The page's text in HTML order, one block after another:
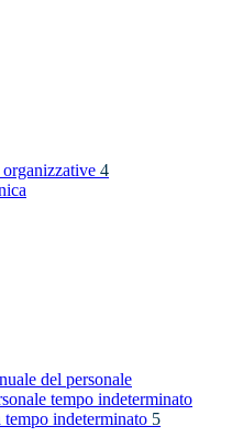
4
del personale
tempo indeterminato
tempo indeterminato 5